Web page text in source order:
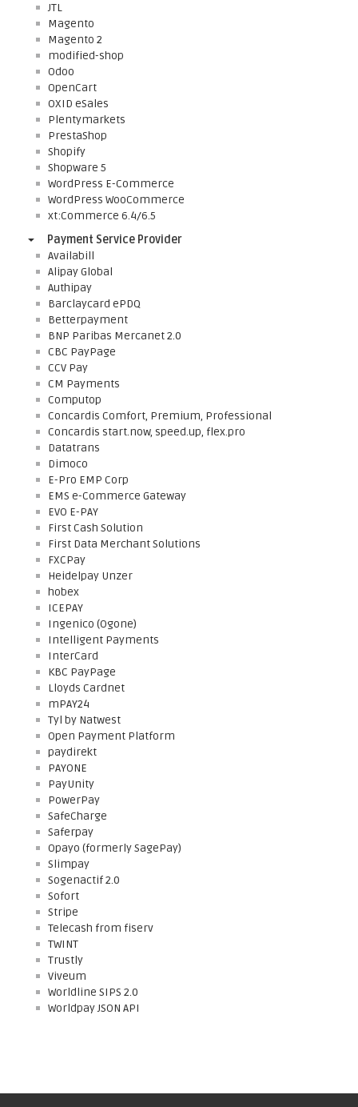
JTL
Magento
Magento 2
modified-shop
Odoo
OpenCart
OXID eSales
Plentymarkets
PrestaShop
Shopify
Shopware 5
WordPress E-Commerce
WordPress WooCommerce
xt:Commerce 6.4/6.5
Payment Service Provider
Availabill
Alipay Global
Authipay
Barclaycard ePDQ
Betterpayment
BNP Paribas Mercanet 2.0
CBC PayPage
CCV Pay
CM Payments
Computop
Concardis Comfort, Premium, Professional
Concardis start.now, speed.up, flex.pro
Datatrans
Dimoco
E-Pro EMP Corp
EMS e-Commerce Gateway
EVO E-PAY
First Cash Solution
First Data Merchant Solutions
FXCPay
Heidelpay Unzer
hobex
ICEPAY
Ingenico (Ogone)
Intelligent Payments
InterCard
KBC PayPage
Lloyds Cardnet
mPAY24
Tyl by Natwest
Open Payment Platform
paydirekt
PAYONE
PayUnity
PowerPay
SafeCharge
Saferpay
Opayo (formerly SagePay)
Slimpay
Sogenactif 2.0
Sofort
Stripe
Telecash from fiserv
TWINT
Trustly
Viveum
Worldline SIPS 2.0
Worldpay JSON API